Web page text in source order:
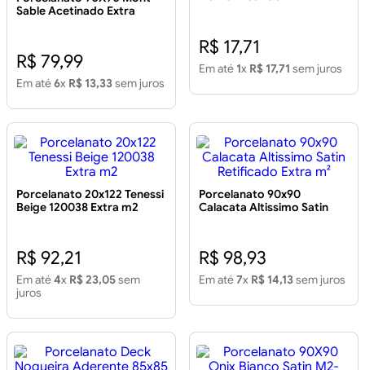
Sable Acetinado Extra
R$ 79,99
Em até6x R$ 13,33sem juros
R$ 17,71
Em até 1x R$ 17,71 sem juros
Porcelanato 20x122 Tenessi
Beige 120038 Extra m2
R$ 92,21
Em até4x R$ 23,05sem
juros
Porcelanato 90x90
Calacata Altissimo Satin
R$ 98,93
Em até7x R$ 14,13sem juros